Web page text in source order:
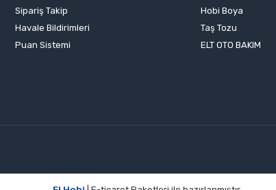
Sipariş Takip
Havale Bildirimleri
Puan Sistemi
Hobi Boya
Taş Tozu
ELT OTO BAKIM